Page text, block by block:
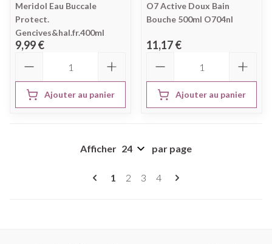
Meridol Eau Buccale
Protect.
Gencives&hal.fr.400ml
9,99 €
Ajouter au panier
O7 Active Doux Bain
Bouche 500ml O704nl
11,17 €
Ajouter au panier
Pages
Vous lisez actuellement la page
1 Page
2 Page
3 Page
4
Afficher par page